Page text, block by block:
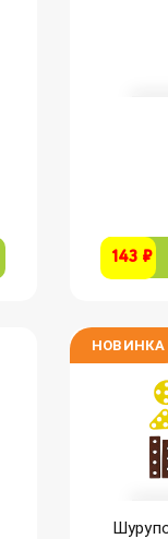
143 ₽
НОВИНКА